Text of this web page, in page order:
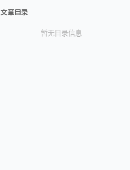
文章目录
暂无目录信息